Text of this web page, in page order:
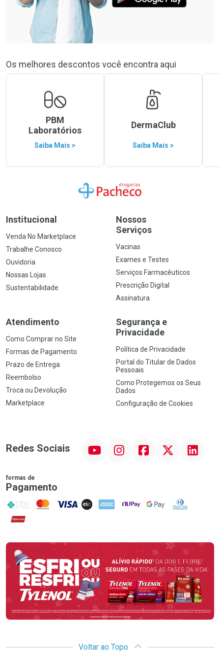
Os melhores descontos você encontra aqui
PBM
Laboratórios
Saiba Mais >
DermaClub
Saiba Mais >
Ir para a Home
Institucional
Venda No Marketplace
Trabalhe Conosco
Ouvidoria
Nossas Lojas
Sustentabilidade
Nossos
Serviços
Vacinas
Exames e Testes
Serviços Farmacêuticos
Prescrição Digital
Assinatura
Atendimento
Como Comprar no Site
Formas de Pagamento
Prazo de Entrega
Reembolso
Troca ou Devolução
Marketplace
Segurança e
Privacidade
Política de Privacidade
Portal do Titular de Dados
Pessoais
Como Protegemos os Seus
Dados
Configuração de Cookies
Redes Sociais InstagramFacebookTwitter Linkedin
formas de
Pagamento
PIX MasterCard
VISA ELO AMEX NuPay Google PayDiners Club
Hipercard
Promoção em Destaque
Voltar ao Topo